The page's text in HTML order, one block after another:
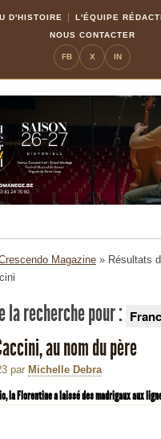
D'HISTOIRE
L'ÉQUIPE
NOUS CONTACTER
FB X IN
Magazine » Résultats
la recherche pour :
au nom du père
par Michelle Debra
la Florentine a laissé des madrigaux aux